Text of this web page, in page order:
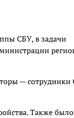
СБУ, в задачи
—
Также было